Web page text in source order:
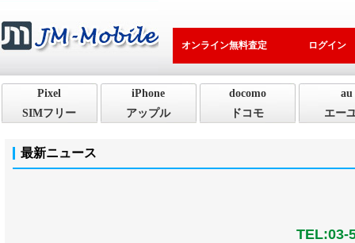
オンライン無料査定 ログイン
Pixel
SIMフリー
iPhone
アップル
docomo
ドコモ
au
エー
最新ニュース
TEL:03-